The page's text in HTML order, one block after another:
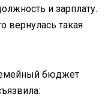
и зарплату.
вернулась такая
бюджет